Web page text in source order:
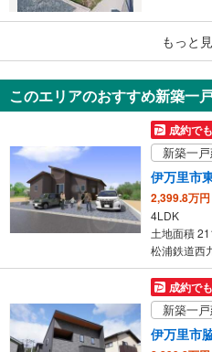
伊万里市
600万円
335m2（登
佐賀県伊万
もっと
このエリアのおすすめ新築一
成約で
新築一
伊万里市
2,399.8万円
4LDK
土地面積
松浦鉄道西
成約で
新築一
伊万里市